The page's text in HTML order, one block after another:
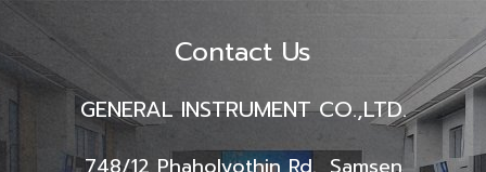
Contact Us
GENERAL INSTRUMENT CO.,LTD.